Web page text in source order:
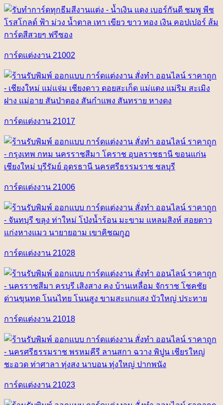
การ์ดแต่งงาน 21002
การ์ดแต่งงาน 21017
การ์ดแต่งงาน 21006
การ์ดแต่งงาน 21028
การ์ดแต่งงาน 21018
การ์ดแต่งงาน 21023